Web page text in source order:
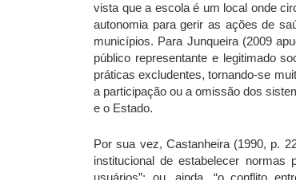
vista que a escola é um local onde
autonomia para gerir as ações de
municípios. Para Junqueira (2009
público representante e legitimado
práticas excludentes, tornando-se
a participação ou a omissão dos
e o Estado.
Por sua vez, Castanheira (1990, p.
institucional de estabelecer